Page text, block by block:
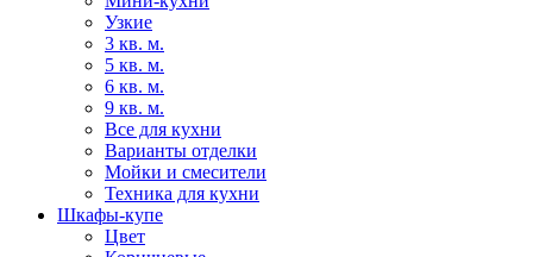
Узкие
3 кв. м.
5 кв. м.
6 кв. м.
9 кв. м.
Все для кухни
Варианты отделки
Мойки и смесители
Техника для кухни
Шкафы-купе
Цвет